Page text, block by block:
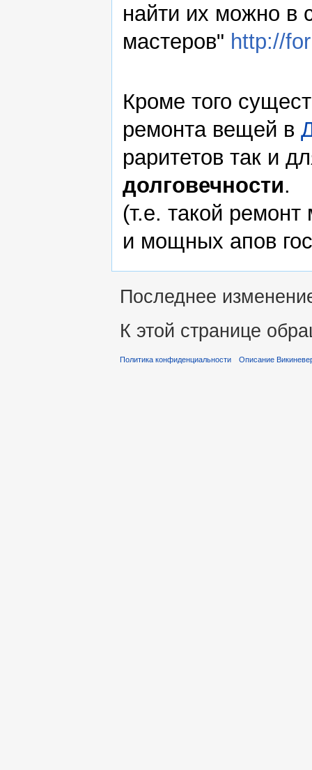
найти их можно в
мастеров" http://
Кроме того
ремонта вещей в
раритетов так и
долговечности.
(т.е. такой
и мощных апов
Последнее
К этой странице
Политика конфиденциальности Описание